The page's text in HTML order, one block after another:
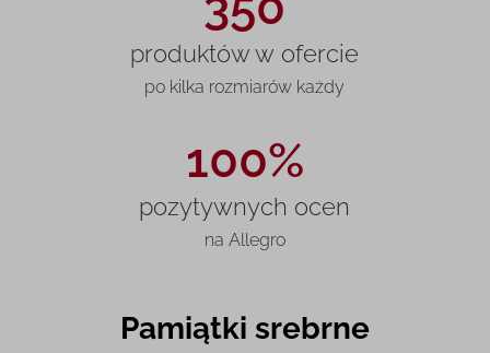
produktów w ofercie
po kilka rozmiarów każdy
100%
pozytywnych ocen
na Allegro
Pamiątki srebrne